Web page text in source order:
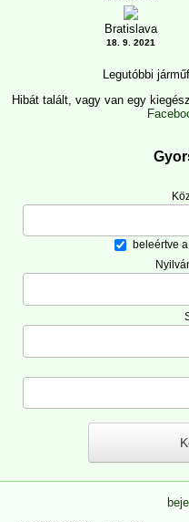
Bratislava
18. 9. 2021
Legutóbbi
Hibát talált, vagy van egy
beleértve